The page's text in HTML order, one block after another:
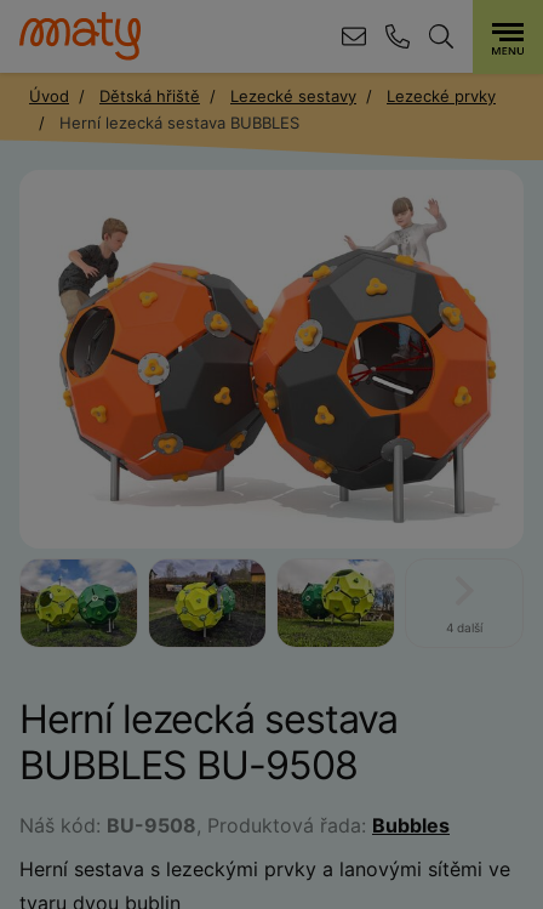
Úvod Dětská hřiště Lezecké sestavy
Lezecké prvky
Herní lezecká sestava BUBBLES
4 další
Herní lezecká sestava
BUBBLES BU-9508
Náš kód: BU-9508, Produktová řada: Bubbles
Herní sestava s lezeckými prvky a lanovými sítěmi ve
tvaru dvou bublin